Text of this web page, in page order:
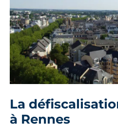
La
à Rennes